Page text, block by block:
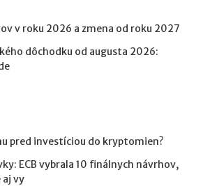
v roku 2026 a zmena od roku 2027
dôchodku od augusta 2026:
pred investíciou do kryptomien?
ECB vybrala 10 finálnych návrhov,
vy